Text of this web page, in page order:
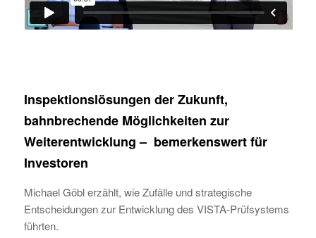
Inspektionslösungen der Zukunft,
bahnbrechende Möglichkeiten zur
Weiterentwicklung – bemerkenswert für
Investoren
Michael Göbl erzählt, wie Zufälle und strategische
Entscheidungen zur Entwicklung des VISTA-Prüfsystems
führten.